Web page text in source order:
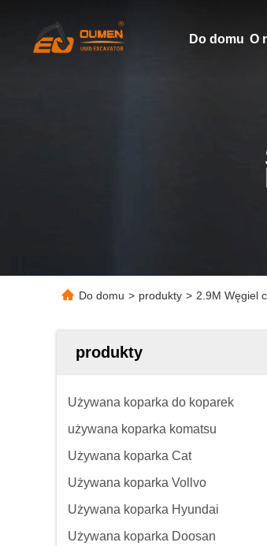
Do domu O
Do domu > produkty > 2.9M Węgiel
produkty
Używana koparka do koparek
używana koparka komatsu
Używana koparka Cat
Używana koparka Vollvo
Używana koparka Hyundai
Używana koparka Doosan